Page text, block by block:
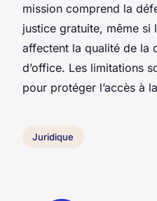
mission comprend la
justice gratuite, même si
affectent la qualité de la
d’office. Les limitations
pour protéger l’accès à
Juridique